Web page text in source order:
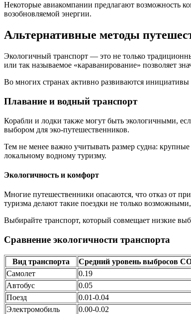
Некоторые авиакомпании предлагают возможность
возобновляемой энергии.
Альтернативные методы
Экологичный транспорт — это не только
или так называемое «караванирование» позволяет
Во многих странах активно развиваются
Плавание и водный транспорт
Корабли и лодки также могут быть экологичными,
выбором для эко-путешественников.
Тем не менее важно учитывать размер судна:
локальному водному туризму.
Экологичность и комфорт
Многие путешественники опасаются, что отказ от
туризма делают такие поездки не только
Выбирайте транспорт, который совмещает низкие
Сравнение экологичности транспорта
Вид транспорта
Средний уровень выбросов
Самолет
0.19
Автобус
0.05
Поезд
0.01-0.04
Электромобиль
0.00-0.02